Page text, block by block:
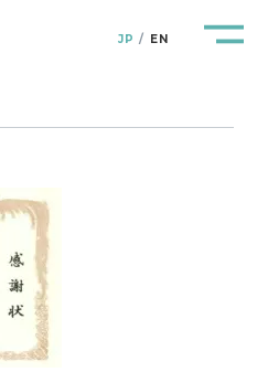
JP EN
Resilience Lab.